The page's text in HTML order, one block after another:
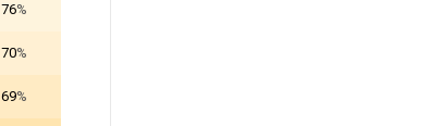
76%
70%
69%